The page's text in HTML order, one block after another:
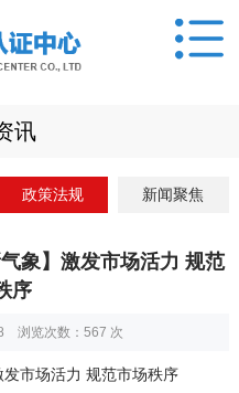
讯
政策法规 新闻聚焦
象】激发市场活力 规范
序
浏览次数： 567 次
市场活力 规范市场秩序